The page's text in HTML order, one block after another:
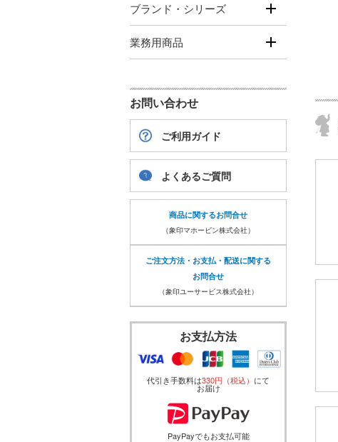
ブランド・シリーズ
業務用商品
お問い合わせ
ご利用ガイド
よくあるご質問
商品に関するお問合せ
（象印マホービン株式会社）
ご注文方法・お支払・配送に関する
お問合せ
（象印ユーサービス株式会社）
お支払方法
代引き手数料は330円（税込） にて
お届け
PayPayでもお支払可能